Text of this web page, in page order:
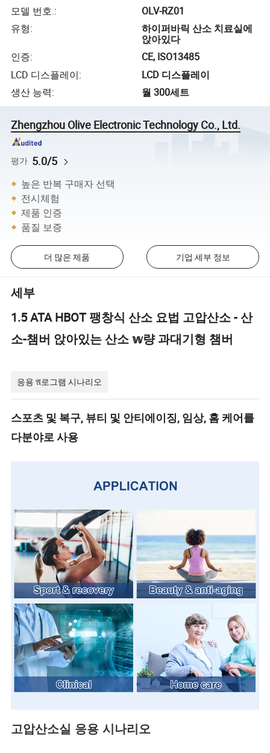
모델 번호.:
OLV-RZ01
유형:
하이퍼바릭 산소 치료실에
앉아있다
인증:
CE, ISO13485
LCD 디스플레이:
LCD 디스플레이
생산 능력: 월 300세트
Zhengzhou Olive Electronic Technology Co., Ltd.
평가 5.0/5
높은 반복 구매자 선택
전시체험
제품 인증
품질 보증
더 많은 제품 기업 세부 정보
세부
1.5 ATA HBOT 팽창식 산소 요법 고압산소 - 산
소-챔버 앉아있는 산소 𝕨량 과대기형 챔버
응용 𝔄로그램 시나리오
스포츠 및 복구, 뷰티 및 안티에이징, 임상, 홈 케어를
다분야로 사용
고압산소실 응용 시나리오